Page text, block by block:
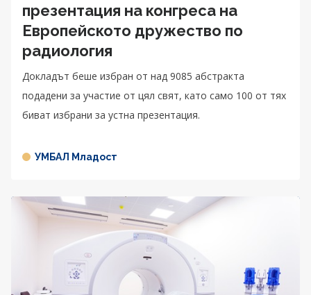
презентация на конгреса на
Европейското дружество по
радиология
Докладът беше избран от над 9085 абстракта
подадени за участие от цял свят, като само 100 от тях
биват избрани за устна презентация.
УМБАЛ Младост